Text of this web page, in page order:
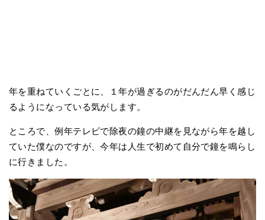
年を重ねていくごとに、１年が過ぎるのがだんだん早く感じ
るようになっている気がします。
ところで、例年テレビで除夜の鐘の中継を見ながら年を越し
ていた僕なのですが、今年は人生で初めて自分で鐘を鳴らし
に行きました。